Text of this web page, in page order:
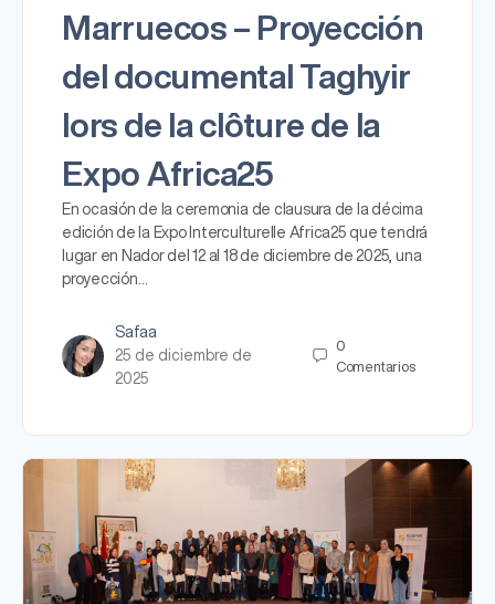
Marruecos – Proyección
del documental Taghyir
lors de la clôture de la
Expo Africa25
En ocasión de la ceremonia de clausura de la décima
edición de la Expo Interculturelle Africa25 que tendrá
lugar en Nador del 12 al 18 de diciembre de 2025, una
proyección…
Safaa
25 de diciembre de
2025
0
Comentarios